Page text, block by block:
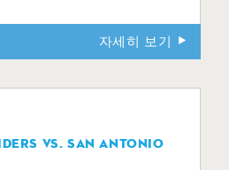
자세히 보기
VS. SAN ANTONIO